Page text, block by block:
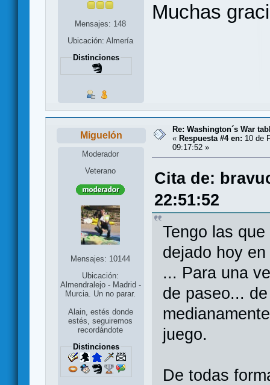
Mensajes: 148
Ubicación: Almería
Distinciones
Muchas
Miguelón
Moderador
Veterano
Mensajes: 10144
Ubicación:
Almendralejo - Madrid -
Murcia. Un no parar.
Alain, estés donde
estés, seguiremos
recordándote
Distinciones
Re: Washington´s War
« Respuesta #4 en: 10 de
09:17:52 »
Cita de:
22:51:52
Tengo las
dejado hoy
... Para una
de paseo...
juego.
De todas